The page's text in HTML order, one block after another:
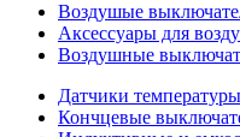
Воздушые
Аксессуары для
Воздушные
Датчики температуры
Кончцевые